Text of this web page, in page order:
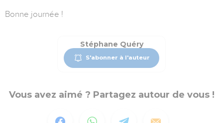
Bonne journée !
Stéphane Quéry
S'abonner à l'auteur
Vous avez aimé ? Partagez autour de vous !